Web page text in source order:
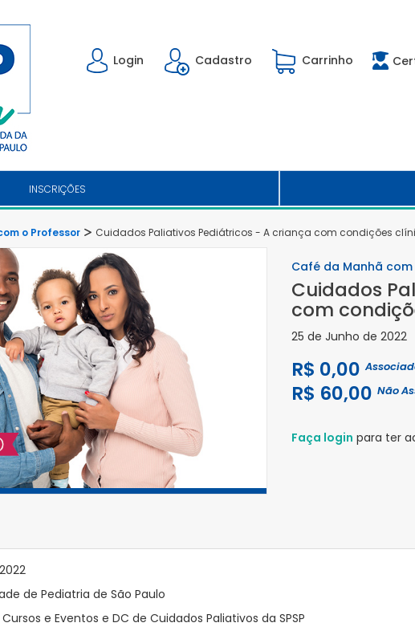
Login Cadastro Carrinho
INSCRIÇÕES
o Professor Cuidados Paliativos Pediátricos - A criança com condições
Café da Manhã
Cuidados
com
25 de Junho de 2022
R$ 0,00
Não
R$ 60,00
Faça login para ter
de Pediatria de São Paulo
e Eventos e DC de Cuidados Paliativos da SPSP